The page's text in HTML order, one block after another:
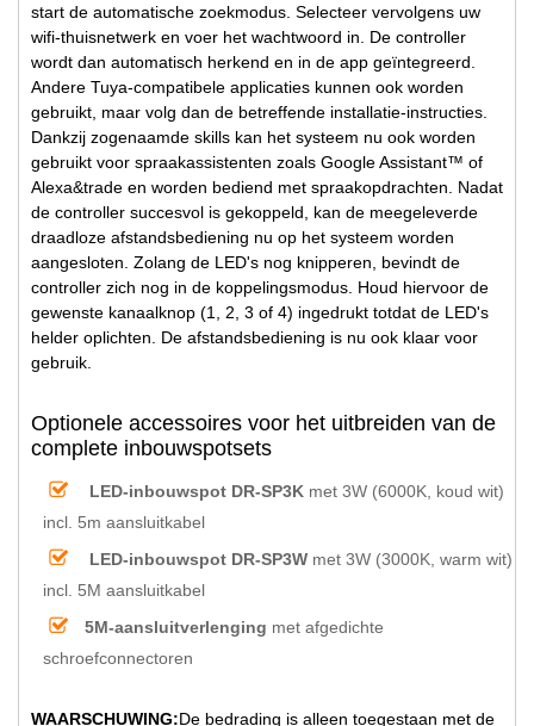
start de automatische zoekmodus. Selecteer vervolgens uw
wifi-thuisnetwerk en voer het wachtwoord in. De controller
wordt dan automatisch herkend en in de app geïntegreerd.
Andere Tuya-compatibele applicaties kunnen ook worden
gebruikt, maar volg dan de betreffende installatie-instructies.
Dankzij zogenaamde skills kan het systeem nu ook worden
gebruikt voor spraakassistenten zoals Google Assistant™ of
Alexa&trade en worden bediend met spraakopdrachten. Nadat
de controller succesvol is gekoppeld, kan de meegeleverde
draadloze afstandsbediening nu op het systeem worden
aangesloten. Zolang de LED's nog knipperen, bevindt de
controller zich nog in de koppelingsmodus. Houd hiervoor de
gewenste kanaalknop (1, 2, 3 of 4) ingedrukt totdat de LED's
helder oplichten. De afstandsbediening is nu ook klaar voor
gebruik.
Optionele accessoires voor het uitbreiden van de
complete inbouwspotsets
LED-inbouwspot DR-SP3K met 3W (6000K, koud wit)
incl. 5m aansluitkabel
LED-inbouwspot DR-SP3W met 3W (3000K, warm wit)
incl. 5M aansluitkabel
5M-aansluitverlenging met afgedichte
schroefconnectoren
WAARSCHUWING:De bedrading is alleen toegestaan met de